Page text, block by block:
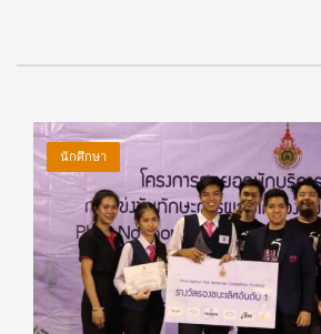
นักศึกษา